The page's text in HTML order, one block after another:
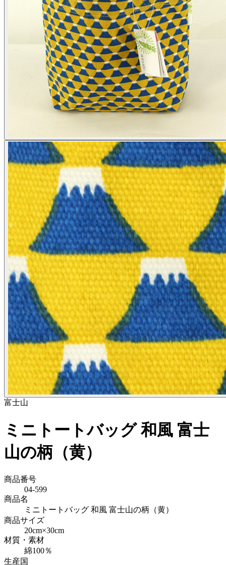
富士山
ミニトートバッグ 和風 富士
山の柄（黄）
商品番号
04-599
商品名
ミニトートバッグ 和風 富士山の柄（黄）
商品サイズ
20cm×30cm
材質・素材
綿100％
生産国